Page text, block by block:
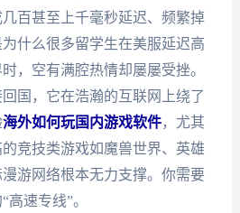
百甚至上千毫秒延迟、频繁掉
什么很多留学生在美服延迟高
，空有满腔热情却屡屡受挫。
国，它在浩瀚的互联网上绕了
海外如何玩国内游戏软件，尤其
竞技类游戏如魔兽世界、英雄
游网络根本无力支撑。你需要
速专线”。